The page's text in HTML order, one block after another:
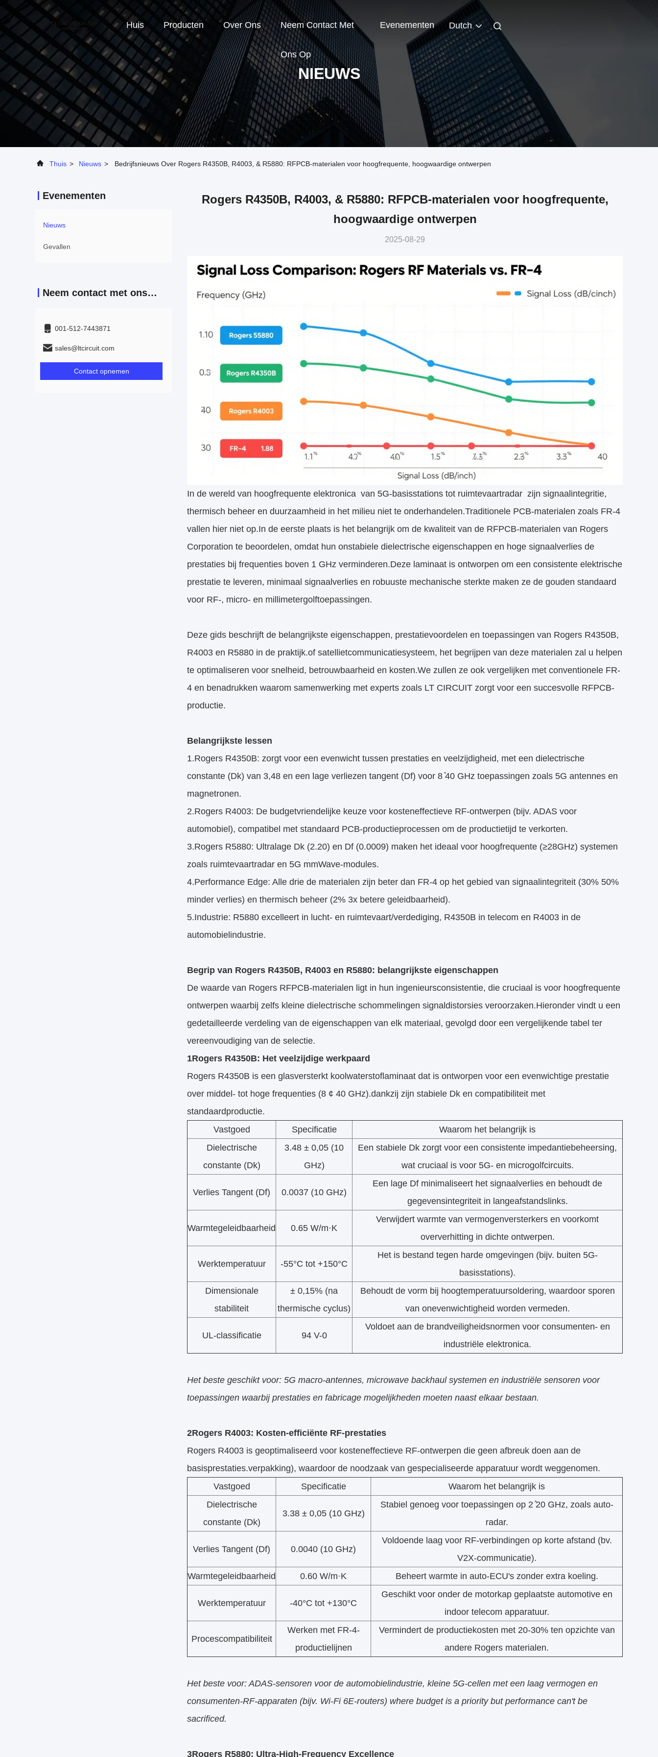
Huis Producten Over Ons Neem Contact Met
Ons Op
Evenementen Dutch
NIEUWS
Thuis > Nieuws > Bedrijfsnieuws Over Rogers R4350B, R4003, & R5880: RFPCB-materialen voor hoogfrequente, hoogwaardige ontwerpen
Evenementen
Nieuws
Gevallen
Neem contact met ons op
001-512-7443871
sales@ltcircuit.com
Contact opnemen
Rogers R4350B, R4003, & R5880: RFPCB-materialen voor hoogfrequente,
hoogwaardige ontwerpen
2025-08-29
In de wereld van hoogfrequente elektronica  van 5G-basisstations tot ruimtevaartradar  zijn signaalintegritie,
thermisch beheer en duurzaamheid in het milieu niet te onderhandelen.Traditionele PCB-materialen zoals FR-4
vallen hier niet op.In de eerste plaats is het belangrijk om de kwaliteit van de RFPCB-materialen van Rogers
Corporation te beoordelen, omdat hun onstabiele dielectrische eigenschappen en hoge signaalverlies de
prestaties bij frequenties boven 1 GHz verminderen.Deze laminaat is ontworpen om een consistente elektrische
prestatie te leveren, minimaal signaalverlies en robuuste mechanische sterkte maken ze de gouden standaard
voor RF-, micro- en millimetergolftoepassingen.
Deze gids beschrijft de belangrijkste eigenschappen, prestatievoordelen en toepassingen van Rogers R4350B,
R4003 en R5880 in de praktijk.of satellietcommunicatiesysteem, het begrijpen van deze materialen zal u helpen
te optimaliseren voor snelheid, betrouwbaarheid en kosten.We zullen ze ook vergelijken met conventionele FR-
4 en benadrukken waarom samenwerking met experts zoals LT CIRCUIT zorgt voor een succesvolle RFPCB-
productie.
Belangrijkste lessen
1.Rogers R4350B: zorgt voor een evenwicht tussen prestaties en veelzijdigheid, met een dielectrische
constante (Dk) van 3,48 en een lage verliezen tangent (Df) voor 8 ̊40 GHz toepassingen zoals 5G antennes en
magnetronen.
2.Rogers R4003: De budgetvriendelijke keuze voor kosteneffectieve RF-ontwerpen (bijv. ADAS voor
automobiel), compatibel met standaard PCB-productieprocessen om de productietijd te verkorten.
3.Rogers R5880: Ultralage Dk (2.20) en Df (0.0009) maken het ideaal voor hoogfrequente (≥28GHz) systemen
zoals ruimtevaartradar en 5G mmWave-modules.
4.Performance Edge: Alle drie de materialen zijn beter dan FR-4 op het gebied van signaalintegriteit (30% 50%
minder verlies) en thermisch beheer (2% 3x betere geleidbaarheid).
5.Industrie: R5880 excelleert in lucht- en ruimtevaart/verdediging, R4350B in telecom en R4003 in de
automobielindustrie.
Begrip van Rogers R4350B, R4003 en R5880: belangrijkste eigenschappen
De waarde van Rogers RFPCB-materialen ligt in hun ingenieursconsistentie, die cruciaal is voor hoogfrequente
ontwerpen waarbij zelfs kleine dielectrische schommelingen signaldistorsies veroorzaken.Hieronder vindt u een
gedetailleerde verdeling van de eigenschappen van elk materiaal, gevolgd door een vergelijkende tabel ter
vereenvoudiging van de selectie.
1Rogers R4350B: Het veelzijdige werkpaard
Rogers R4350B is een glasversterkt koolwaterstoflaminaat dat is ontworpen voor een evenwichtige prestatie
over middel- tot hoge frequenties (8 ¢ 40 GHz).dankzij zijn stabiele Dk en compatibiliteit met
standaardproductie.
Vastgoed
Specificatie
Waarom het belangrijk is
Dielectrische
constante (Dk)
3.48 ± 0,05 (10
GHz)
Een stabiele Dk zorgt voor een consistente impedantiebeheersing,
wat cruciaal is voor 5G- en microgolfcircuits.
Verlies Tangent (Df) 0.0037 (10 GHz)
Een lage Df minimaliseert het signaalverlies en behoudt de
gegevensintegriteit in langeafstandslinks.
Warmtegeleidbaarheid 0.65 W/m·K
Verwijdert warmte van vermogenversterkers en voorkomt
oververhitting in dichte ontwerpen.
Werktemperatuur -55°C tot +150°C
Het is bestand tegen harde omgevingen (bijv. buiten 5G-
basisstations).
Dimensionale
stabiliteit
± 0,15% (na
thermische cyclus)
Behoudt de vorm bij hoogtemperatuursoldering, waardoor sporen
van onevenwichtigheid worden vermeden.
UL-classificatie 94 V-0
Voldoet aan de brandveiligheidsnormen voor consumenten- en
industriële elektronica.
Het beste geschikt voor: 5G macro-antennes, microwave backhaul systemen en industriële sensoren voor
toepassingen waarbij prestaties en fabricage mogelijkheden moeten naast elkaar bestaan.
2Rogers R4003: Kosten-efficiënte RF-prestaties
Rogers R4003 is geoptimaliseerd voor kosteneffectieve RF-ontwerpen die geen afbreuk doen aan de
basisprestaties.verpakking), waardoor de noodzaak van gespecialiseerde apparatuur wordt weggenomen.
Vastgoed
Specificatie
Waarom het belangrijk is
Dielectrische
constante (Dk)
3.38 ± 0,05 (10 GHz)
Stabiel genoeg voor toepassingen op 2 ̊20 GHz, zoals auto-
radar.
Verlies Tangent (Df) 0.0040 (10 GHz)
Voldoende laag voor RF-verbindingen op korte afstand (bv.
V2X-communicatie).
Warmtegeleidbaarheid
0.60 W/m·K Beheert warmte in auto-ECU's zonder extra koeling.
Werktemperatuur -40°C tot +130°C
Geschikt voor onder de motorkap geplaatste automotive en
indoor telecom apparatuur.
Procescompatibiliteit
Werken met FR-4-
productielijnen
Vermindert de productiekosten met 20-30% ten opzichte van
andere Rogers materialen.
Het beste voor: ADAS-sensoren voor de automobielindustrie, kleine 5G-cellen met een laag vermogen en
consumenten-RF-apparaten (bijv. Wi-Fi 6E-routers) where budget is a priority but performance can't be
sacrificed.
3Rogers R5880: Ultra-High-Frequency Excellence